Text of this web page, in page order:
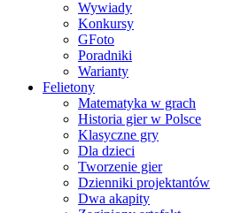
Wywiady
Konkursy
GFoto
Poradniki
Warianty
Felietony
Matematyka w grach
Historia gier w Polsce
Klasyczne gry
Dla dzieci
Tworzenie gier
Dzienniki projektantów
Dwa akapity